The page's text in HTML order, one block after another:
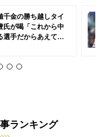
千金の勝ち越しタイ
が喝「これから中
選手だからあえて言
ランキング